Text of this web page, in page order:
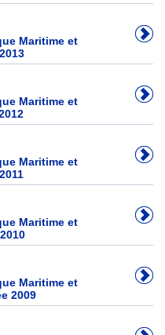
Maritime et
Maritime et
Maritime et
Maritime et
Maritime et
2009